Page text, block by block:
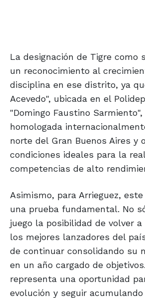
La designación de Tigre como
un reconocimiento al
disciplina en ese distrito, ya
Acevedo", ubicada en el
"Domingo Faustino
homologada
norte del Gran Buenos Aires y
condiciones ideales para la
competencias de alto
Asimismo, para Arrieguez,
una prueba fundamental. No
juego la posibilidad de volver
los mejores lanzadores del
de continuar consolidando su
en un año cargado de
representa una oportunidad
evolución y seguir